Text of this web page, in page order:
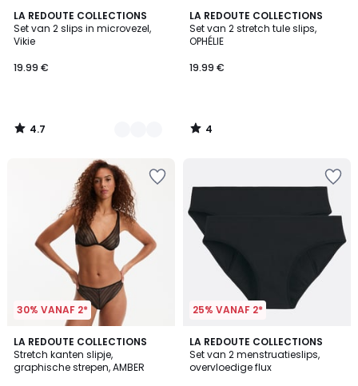
LA REDOUTE COLLECTIONS
Set van 2 slips in microvezel,
Vikie
19.99 €
4.7
/ 5
3
Kleuren
4.7
/
LA REDOUTE COLLECTIONS
Set van 2 stretch tule slips,
OPHÉLIE
19.99 €
4
/
5
4
/
30% VANAF 2*
LA REDOUTE COLLECTIONS
Stretch kanten slipje,
graphische strepen, AMBER
2
Kleuren
25% VANAF 2*
LA REDOUTE COLLECTIONS
Set van 2 menstruatieslips,
overvloedige flux
5
/
5